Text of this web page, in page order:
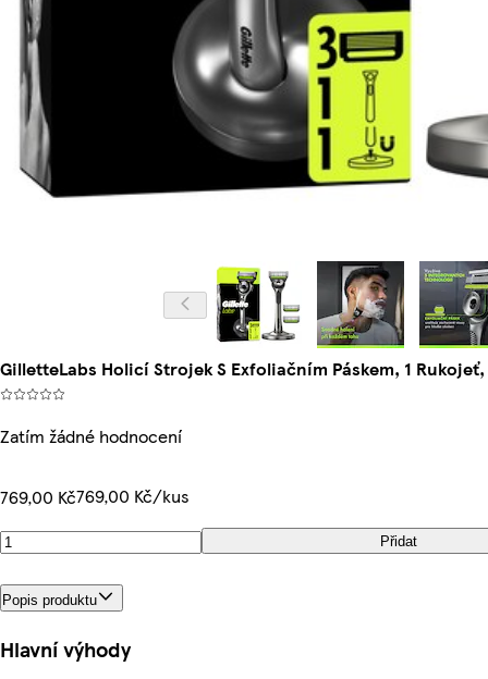
GilletteLabs Holicí Strojek S Exfoliačním Páskem, 1
Zatím žádné hodnocení
769,00 Kč769,00 Kč/kus
Přidat
Popis produktu
Hlavní výhody